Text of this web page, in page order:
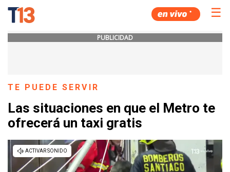
☰
PUBLICIDAD
TE PUEDE SERVIR
Las situaciones en que el Metro te
ofrecerá un taxi gratis